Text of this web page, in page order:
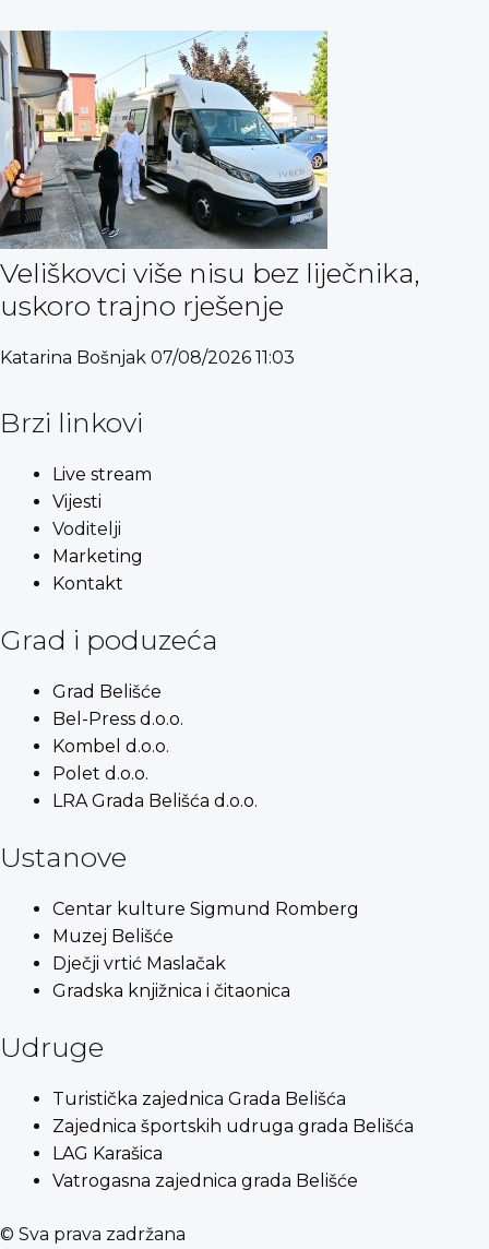
Veliškovci više nisu bez liječnika,
uskoro trajno rješenje
Katarina Bošnjak 07/08/2026 11:03
Brzi linkovi
Live stream
Vijesti
Voditelji
Marketing
Kontakt
Grad i poduzeća
Grad Belišće
Bel-Press d.o.o.
Kombel d.o.o.
Polet d.o.o.
LRA Grada Belišća d.o.o.
Ustanove
Centar kulture Sigmund Romberg
Muzej Belišće
Dječji vrtić Maslačak
Gradska knjižnica i čitaonica
Udruge
Turistička zajednica Grada Belišća
Zajednica športskih udruga grada Belišća
LAG Karašica
Vatrogasna zajednica grada Belišće
© Sva prava zadržana